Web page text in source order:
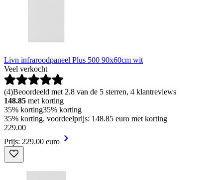
Livn infraroodpaneel Plus 500 90x60cm wit
Veel verkocht
(4)Beoordeeld met 2.8 van de 5 sterren, 4 klantreviews
148.85 met korting
35% korting35% korting
35% korting, voordeelprijs: 148.85 euro met korting
229.00
Prijs: 229.00 euro